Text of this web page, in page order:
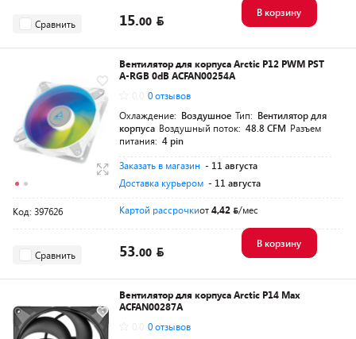
Сравнить 15.00
В корзину
Вентилятор для корпуса Arctic P12 PWM PST
A-RGB 0dB ACFAN00254A
0 отзывов
Охлаждение: Воздушное Тип: Вентилятор для
корпуса Воздушный поток: 48.8 CFM Разъем
питания: 4 pin
Заказать в магазин - 11 августа
Доставка курьером - 11 августа
Код: 397626 Картой рассрочкиот4,42 /мес
Сравнить 53.00
В корзину
Вентилятор для корпуса Arctic P14 Max
ACFAN00287A
0 отзывов